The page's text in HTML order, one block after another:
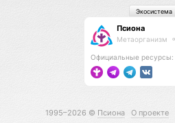
Псиона
Метаорганизм
Официальные ресурсы:
Экосистема
1995–2026 © Псиона О проекте